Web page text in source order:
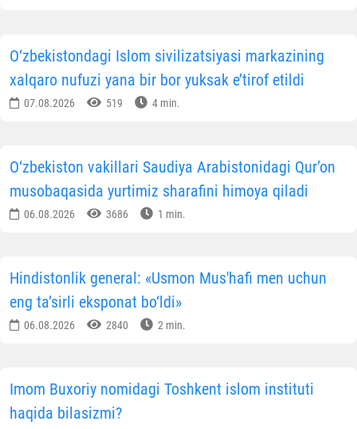
O‘zbekistondagi Islom sivilizatsiyasi markazining
xalqaro nufuzi yana bir bor yuksak e’tirof etildi
07.08.2026 519 4 min.
O‘zbekiston vakillari Saudiya Arabistonidagi Qur’on
musobaqasida yurtimiz sharafini himoya qiladi
06.08.2026 3686 1 min.
Hindistonlik general: «Usmon Mus'hafi men uchun
eng ta’sirli eksponat bo‘ldi»
06.08.2026 2840 2 min.
Imom Buxoriy nomidagi Toshkent islom instituti
haqida bilasizmi?